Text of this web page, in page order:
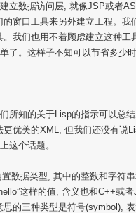
立数据访问层, 就像JSP或者
的窗口工具来另外建立工程。我
。我们也用不着顾虑建立这种工
了。这样子不知可以节省多少时
所知的关于Lisp的指示可以总
更优美的XML, 但我们还没有说
这个话题。
置数据类型, 其中的整数和字符
这样的值, 含义也和C++或
思的三种类型是符号(symbol),